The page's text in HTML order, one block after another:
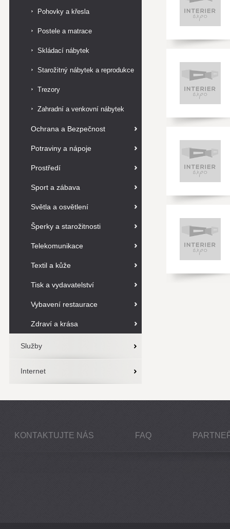
Pohovky a křesla
Postele a matrace
Skládací nábytek
Starožitný nábytek a reprodukce
Trezory
Zahradní a venkovní nábytek
Ochrana a Bezpečnost
Potraviny a nápoje
Prostředí
Sport a zábava
Světla a osvětlení
Šperky a starožitnosti
Telekomunikace
Textil a kůže
Tisk a vydavatelství
Vybavení restaurace
Zdraví a krása
Služby
Internet
KONTAKTUJTE NÁS FAQ